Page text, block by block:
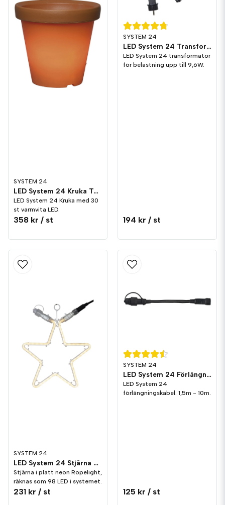
SYSTEM 24
LED System 24 Kruka Terracotta
LED System 24 Kruka med 30
st varmvita LED.
358 kr / st
SYSTEM 24
LED System 24 Transformator 9,6W
LED System 24 transformator
för belastning upp till 9,6W.
194 kr / st
SYSTEM 24
LED System 24 Stjärna 28cm
Stjärna i platt neon Ropelight,
räknas som 98 LED i systemet.
231 kr / st
SYSTEM 24
LED System 24 Förlängningskabel
LED System 24
förlängningskabel. 1,5m - 10m.
125 kr / st